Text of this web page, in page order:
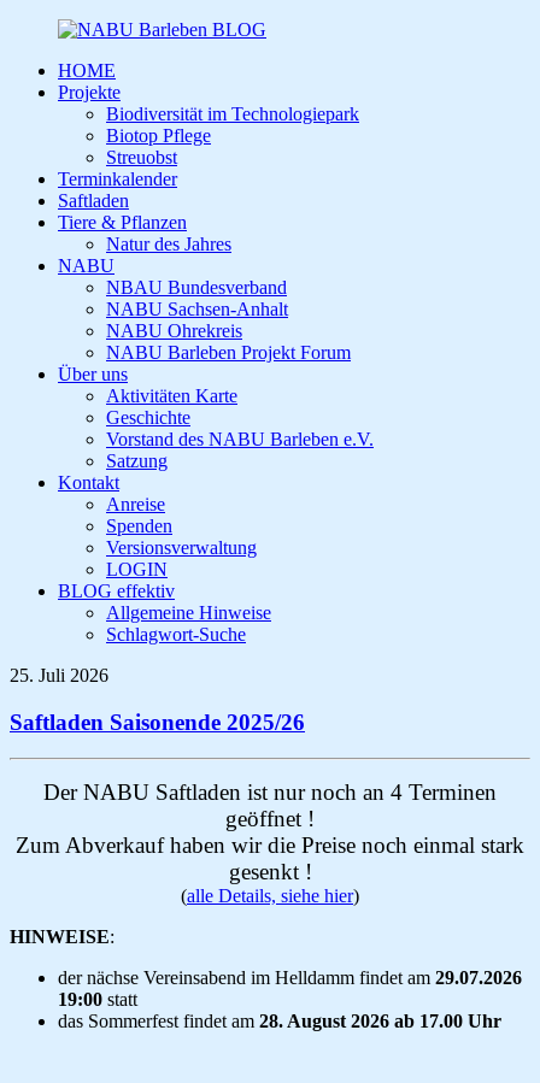
HOME
Projekte
Biodiversität im Technologiepark
Biotop Pflege
Streuobst
Terminkalender
Saftladen
Tiere & Pflanzen
Natur des Jahres
NABU
NBAU Bundesverband
NABU Sachsen-Anhalt
NABU Ohrekreis
NABU Barleben Projekt Forum
Über uns
Aktivitäten Karte
Geschichte
Vorstand des NABU Barleben e.V.
Satzung
Kontakt
Anreise
Spenden
Versionsverwaltung
LOGIN
BLOG effektiv
Allgemeine Hinweise
Schlagwort-Suche
25. Juli 2026
Saftladen Saisonende 2025/26
Der NABU Saftladen ist nur noch an 4 Terminen
geöffnet !
Zum Abverkauf haben wir die Preise noch einmal stark
gesenkt !
(alle Details, siehe hier)
HINWEISE:
der nächse Vereinsabend im Helldamm findet am 29.07.2026
19:00 statt
das Sommerfest findet am 28. August 2026 ab 17.00 Uhr